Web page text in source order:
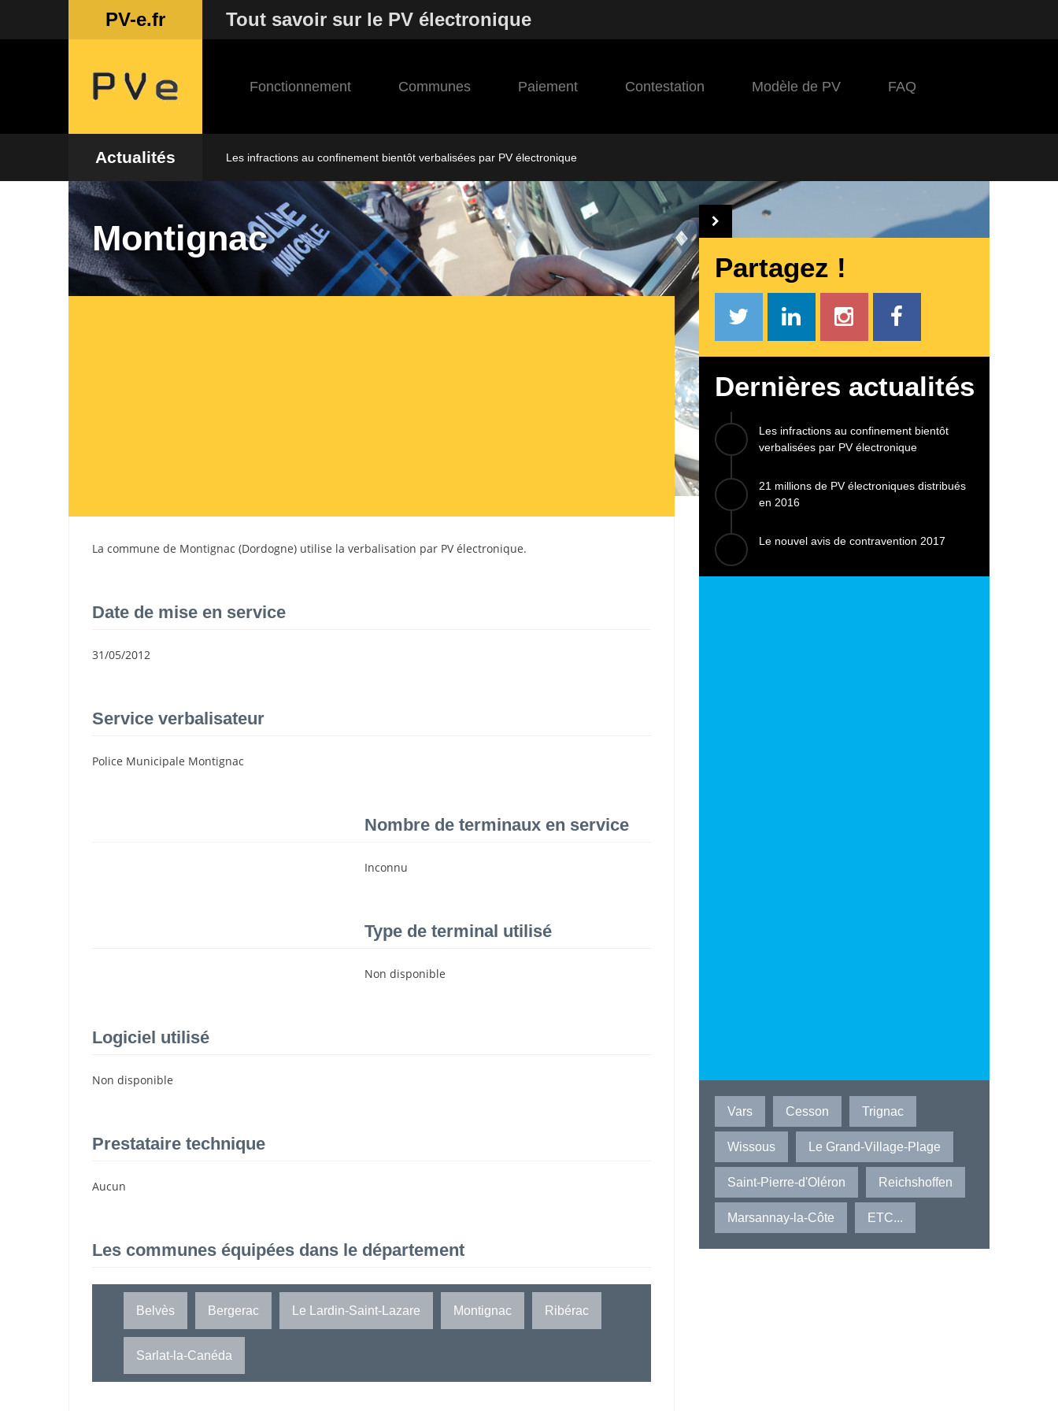
PV-e.fr Tout savoir sur le PV électronique
Fonctionnement Communes Paiement Contestation Modèle de PV FAQ
Actualités Les infractions au confinement bientôt verbalisées par PV électronique
Montignac
La commune de Montignac (Dordogne) utilise la verbalisation par PV électronique.
Date de mise en service
31/05/2012
Service verbalisateur
Police Municipale Montignac
Nombre de terminaux en service
Inconnu
Type de terminal utilisé
Non disponible
Logiciel utilisé
Non disponible
Prestataire technique
Aucun
Les communes équipées dans le département
Belvès Bergerac Le Lardin-Saint-Lazare Montignac Ribérac
Sarlat-la-Canéda
Partagez !
Dernières actualités
Les infractions au confinement bientôt
verbalisées par PV électronique
21 millions de PV électroniques distribués
en 2016
Le nouvel avis de contravention 2017
Vars Cesson Trignac
Wissous Le Grand-Village-Plage
Saint-Pierre-d'Oléron Reichshoffen
Marsannay-la-Côte ETC...